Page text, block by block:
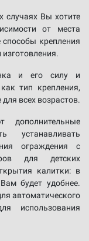
случаях Вы хотите
от места
крепления
и его силу и
тип крепления,
всех возрастов.
дополнительные
устанавливать
ограждения с
для детских
калитки: в
будет удобнее.
автоматического
использования